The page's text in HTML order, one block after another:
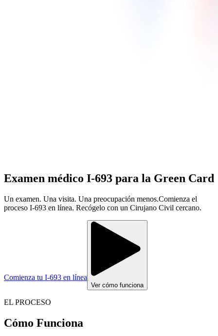
Examen médico I‑693 para la Green Card
Un examen. Una visita. Una preocupación menos.Comienza el
proceso I‑693 en línea. Recógelo con un Cirujano Civil cercano.
Comienza tu I-693 en línea
Ver cómo funciona
EL PROCESO
Cómo Funciona